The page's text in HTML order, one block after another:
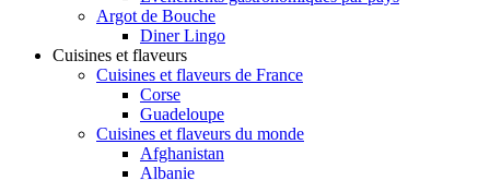
Argot de Bouche
Diner Lingo
Cuisines et flaveurs
Cuisines et flaveurs de France
Corse
Guadeloupe
Cuisines et flaveurs du monde
Afghanistan
Albanie